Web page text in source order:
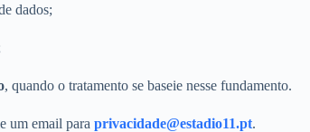
dados;
, quando o tratamento se baseie nesse fundamento.
um email para privacidade@estadio11.pt.